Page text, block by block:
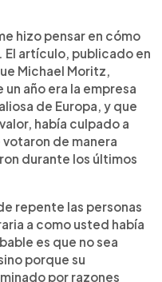
hizo pensar en cómo
El artículo, publicado en
Michael Moritz,
año era la empresa
de Europa, y que
había culpado a
de manera
durante los últimos
repente las personas
a como usted había
es que no sea
porque su
por razones